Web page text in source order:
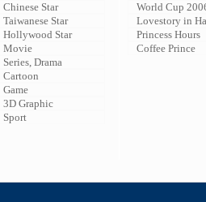
Chinese Star
Taiwanese Star
Hollywood Star
Movie
Series, Drama
Cartoon
Game
3D Graphic
Sport
World Cup
Lovestory in
Princess Hours
Coffee Prince